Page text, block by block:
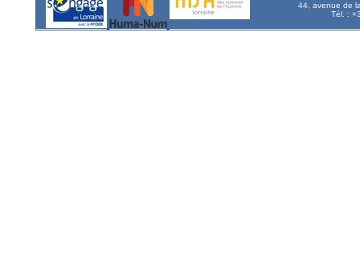
44, avenue de
Tél. :